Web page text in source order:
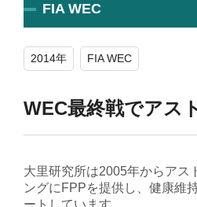
FIA WEC
2014年 FIA WEC
WEC最終戦でアス
大里研究所は2005年からアス
ングにFPPを提供し、健康維
ートしています。